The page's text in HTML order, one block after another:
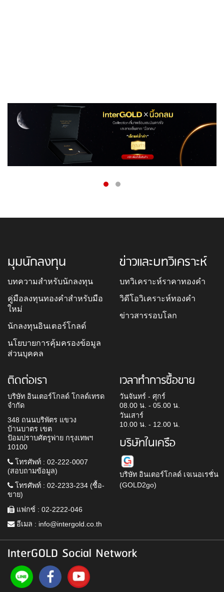
มุมนักลงทุน
บทความสำหรับนักลงทุน
คู่มือลงทุนทองคำสำหรับมือ
ใหม่
นักลงทุนอินเตอร์โกลด์
นโยบายการคุ้มครองข้อมูล
ส่วนบุคคล
ข่าวและบทวิเคราะห์
บทวิเคราะห์ราคาทองคำ
วิดีโอวิเคราะห์ทองคำ
ข่าวสารรอบโลก
ติดต่อเรา
บริษัท อินเตอร์โกลด์ โกลด์เทรด
จำกัด
348 ถนนบริพัตร แขวง
บ้านบาตร เขต
ป้อมปราบศัตรูพ่าย กรุงเทพฯ
10100
โทรศัพท์ : 02-222-0007
(สอบถามข้อมูล)
โทรศัพท์ : 02-2233-234 (ซื้อ-
ขาย)
แฟกซ์ : 02-2222-046
อีเมล : info@intergold.co.th
เวลาทำการซื้อขาย
วันจันทร์ - ศุกร์
08.00 น. - 05.00 น.
วันเสาร์
10.00 น. - 12.00 น.
บริษัทในเครือ
บริษัท อินเตอร์โกลด์ เจเนอเรชั่น
(GOLD2go)
InterGOLD Social Network